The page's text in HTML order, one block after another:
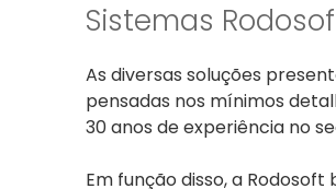
Sistemas
As diversas soluções
pensadas nos mínimos
30 anos de experiência no
Em função disso, a